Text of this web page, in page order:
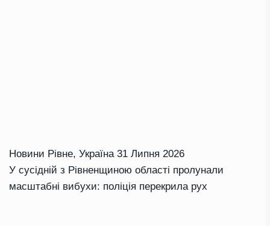
Новини Рівне, Україна 31 Липня 2026
У сусідній з Рівненщиною області пролунали
масштабні вибухи: поліція перекрила рух